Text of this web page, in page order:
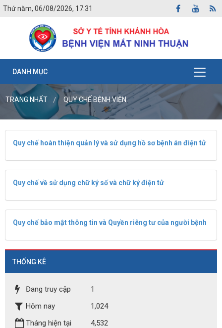
Thứ năm, 06/08/2026, 17:31
DANH MỤC
TRANG NHẤT QUY CHẾ BỆNH VIỆN
Quy chế hoàn thiện quản lý và sử dụng hồ sơ bệnh án điện tử
Quy chế về sử dụng chữ ký số và chữ ký điện tử
Quy chế bảo mật thông tin và Quyền riêng tư của người bệnh
THỐNG KÊ
Đang truy cập
1
Hôm nay
1,024
Tháng hiện tại
4,532